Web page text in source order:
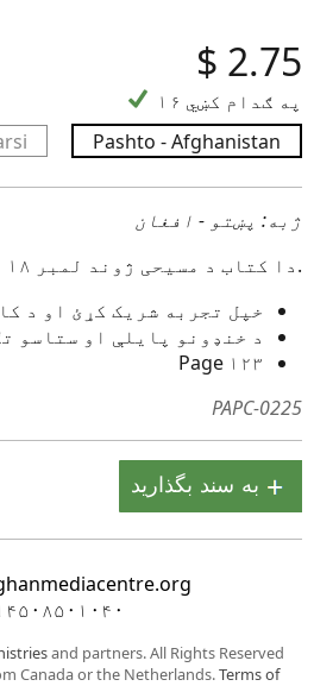
‎$ 2.75
۱۶ په ګدام کښي
Pashto - Afghanistan
ژبه: پښتو - افغان
دا کتاب د مسيحی ژوند لمبر ۱۸ برخه برخه ده.
خپل تجربه شریک کړئ او د
د خنډونو پایلې او ستاسو
۱۲۳ Page
PAPC-0225
and partners. All Rights Reserved
Canada or the Netherlands.Terms of